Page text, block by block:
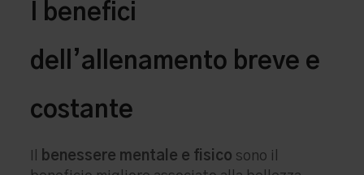
I benefici
dell’allenamento breve e
costante
benessere mentale e fisico sono il